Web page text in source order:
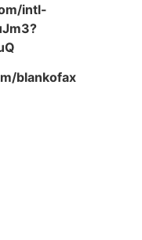
intl-
blankofax